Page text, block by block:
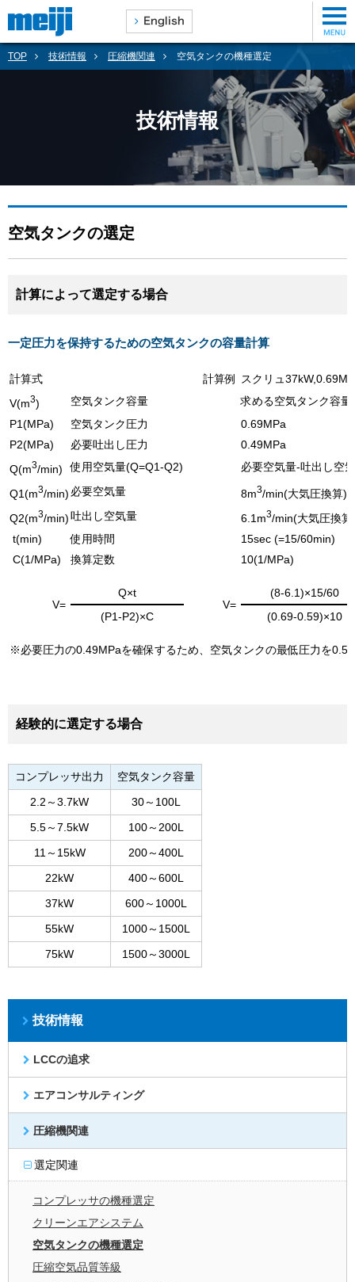
TOP 技術情報 圧縮機関連 空気タンクの機種選定
技術情報
空気タンクの選定
計算によって選定する場合
一定圧力を保持するための空気タンクの容量計算
計算式 計算例
スクリュ
V(m3) 空気タンク容量
求める空気タンク容量
P1(MPa)
空気タンク圧力
0.69MPa
P2(MPa)
必要吐出し圧力
0.49MPa
Q(m3/min) 使用空気量(Q=Q1-Q2) 必要空気量-吐出し空
Q1(m3/min) 必要空気量 8m3/min(大気圧換算)
Q2(m3/min)吐出し空気量 6.1m3/min(大気圧換算
t(min)
使用時間
15sec (=15/60min)
C(1/MPa)
換算定数 10(1/MPa)
V=
Q×t
V=
(8-6.1)×15/60
(P1-P2)×C
(0.69-0.59)×10
※必要圧力の0.49MPaを確保するため、空気タンクの最低圧力を
経験的に選定する場合
コンプレッサ出力
空気タンク容量
2.2～3.7kW
30～100L
5.5～7.5kW
100～200L
11～15kW
200～400L
22kW
400～600L
37kW
600～1000L
55kW
1000～1500L
75kW
1500～3000L
技術情報
LCCの追求
エアコンサルティング
圧縮機関連
選定関連
コンプレッサの機種選定
クリーンエアシステム
空気タンクの機種選定
圧縮空気品質等級